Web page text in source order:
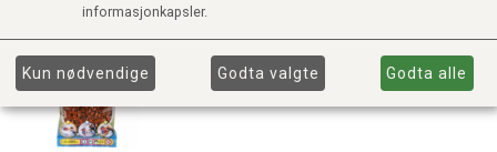
informasjonkapsler.
Kun nødvendige Godta valgte Godta alle